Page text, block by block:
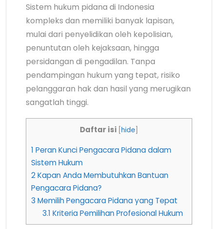
Sistem hukum pidana di Indonesia
kompleks dan memiliki banyak lapisan,
mulai dari penyelidikan oleh kepolisian,
penuntutan oleh kejaksaan, hingga
persidangan di pengadilan. Tanpa
pendampingan hukum yang tepat, risiko
pelanggaran hak dan hasil yang merugikan
sangatlah tinggi.
Daftar isi hide
1 Peran Kunci Pengacara Pidana dalam
Sistem Hukum
2Kapan Anda Membutuhkan Bantuan
Pengacara Pidana?
3 Memilih Pengacara Pidana yang Tepat
3.1 Kriteria Pemilihan Profesional Hukum